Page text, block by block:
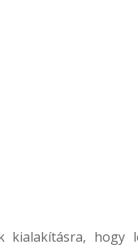
kialakításra,